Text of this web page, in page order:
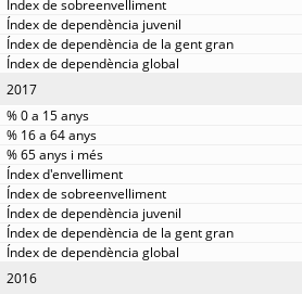
2017
2016